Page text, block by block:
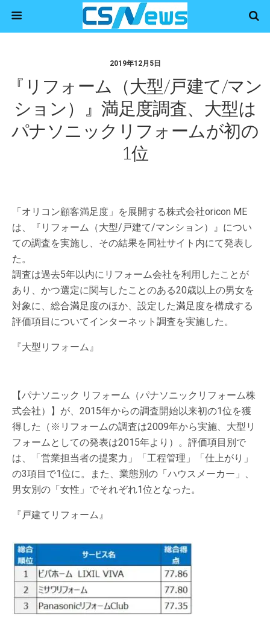
2019年12月5日
『リフォーム（大型/戸建て/マン
ション）』満足度調査、大型は
パナソニックリフォームが初の
1位
「オリコン顧客満足度」を展開する株式会社oricon ME
は、『リフォーム（大型/戸建て/マンション）』につい
ての調査を実施し、その結果を同社サイト内にて発表し
た。
調査は過去5年以内にリフォーム会社を利用したことが
あり、かつ選定に関与したことのある20歳以上の男女を
対象に、総合満足度のほか、設定した満足度を構成する
評価項目についてインターネット調査を実施した。
『大型リフォーム』
【パナソニック リフォーム（パナソニックリフォーム株
式会社）】が、2015年からの調査開始以来初の1位を獲
得した（※リフォームの調査は2009年から実施、大型リ
フォームとしての発表は2015年より）。評価項目別で
は、「営業担当者の提案力」「工程管理」「仕上がり」
の3項目で1位に。また、業態別の「ハウスメーカー」、
男女別の「女性」でそれぞれ1位となった。
『戸建てリフォーム』